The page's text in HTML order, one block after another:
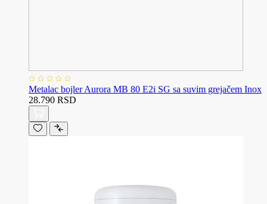
Metalac bojler Aurora MB 80 E2i SG sa suvim grejačem Inox
28.790 RSD